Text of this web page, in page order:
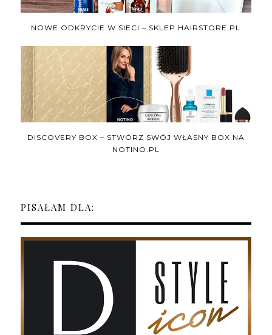
NOWE ODKRYCIE W SIECI – SKLEP HAIRSTORE.PL
DISCOVERY BOX – STWÓRZ SWÓJ WŁASNY BOX NA
NOTINO.PL
PISAŁAM DLA: